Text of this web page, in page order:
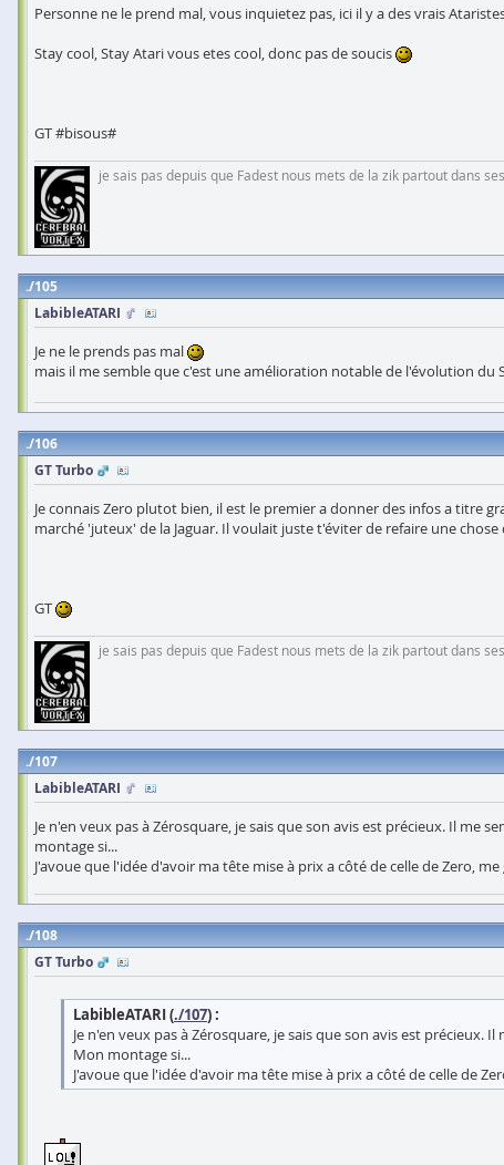
Personne ne le prend mal, vous inquietez pas, ici il y a des vrais
Stay cool, Stay Atari vous etes cool, donc pas de soucis
GT #bisous#
je sais pas depuis que Fadest nous mets de la zik partout dans
105
LabibleATARI
Je ne le prends pas mal
mais il me semble que c'est une amélioration notable de l'évolution
106
GT Turbo
Je connais Zero plutot bien, il est le premier a donner des infos a titre
marché 'juteux' de la Jaguar. Il voulait juste t'éviter de refaire une chose
GT
je sais pas depuis que Fadest nous mets de la zik partout dans
107
LabibleATARI
Je n'en veux pas à Zérosquare, je sais que son avis est précieux. Il
montage si...
J'avoue que l'idée d'avoir ma tête mise à prix a côté de celle de Zero,
108
GT Turbo
LabibleATARI (./107) :
Je n'en veux pas à Zérosquare, je sais que son avis est
Mon montage si...
J'avoue que l'idée d'avoir ma tête mise à prix a côté de celle de